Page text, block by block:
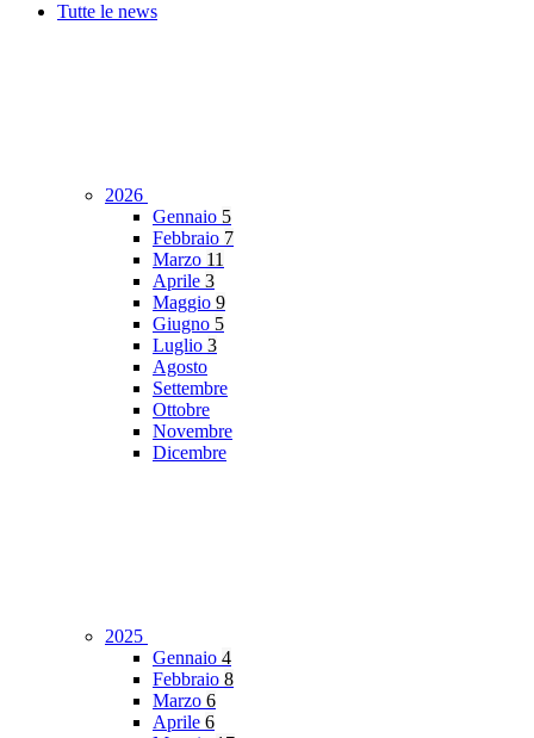
Tutte le news
2026
Gennaio 5
Febbraio 7
Marzo 11
Aprile 3
Maggio 9
Giugno 5
Luglio 3
Agosto
Settembre
Ottobre
Novembre
Dicembre
2025
Gennaio 4
Febbraio 8
Marzo 6
Aprile 6